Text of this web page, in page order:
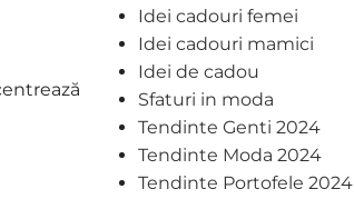
Idei cadouri femei
Idei cadouri mamici
Idei de cadou
Sfaturi in moda
Tendinte Genti 2024
Tendinte Moda 2024
Tendinte Portofele 2024